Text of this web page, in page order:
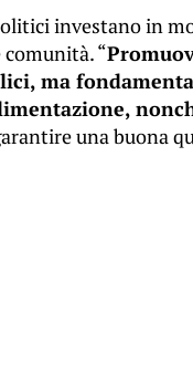
investano in
“
ma
una buona